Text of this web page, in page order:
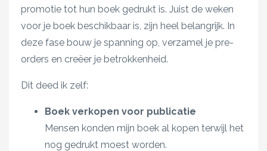
promotie tot hun boek gedrukt is. Juist de weken
voor je boek beschikbaar is, zijn heel belangrijk. In
deze fase bouw je spanning op, verzamel je pre-
orders en creëer je betrokkenheid.
Dit deed ik zelf:
Boek verkopen voor publicatie
Mensen konden mijn boek al kopen terwijl het
nog gedrukt moest worden.